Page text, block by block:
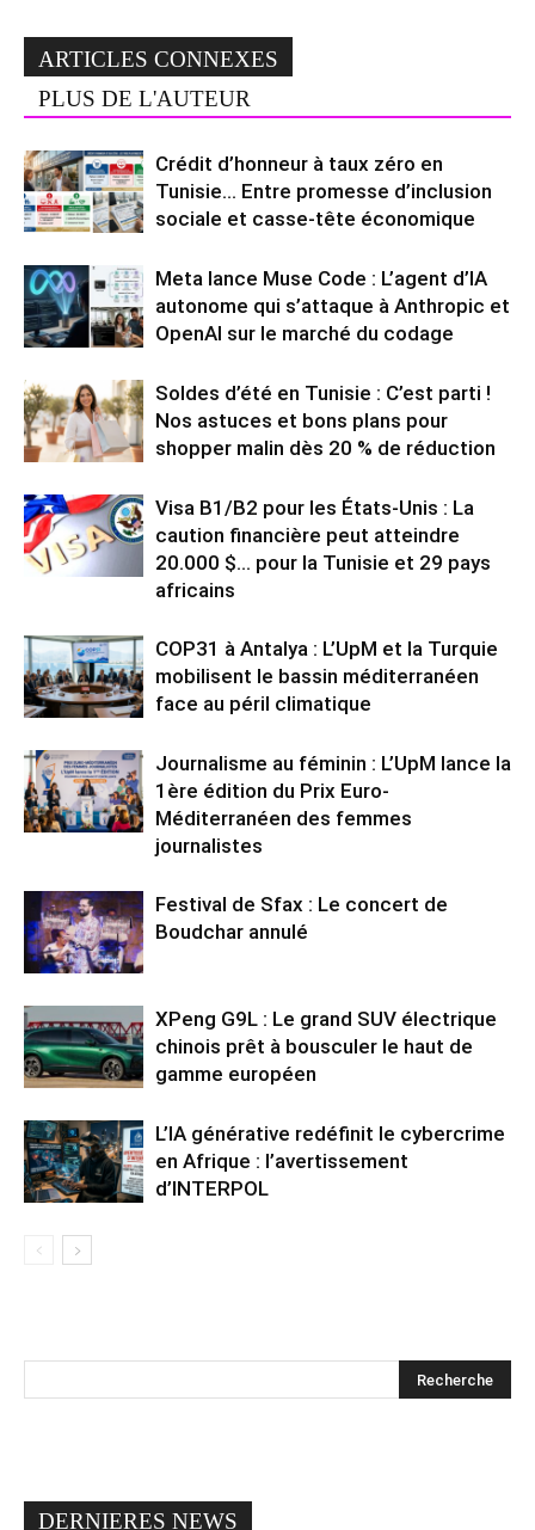
ARTICLES CONNEXES
PLUS DE L'AUTEUR
Crédit d’honneur à taux zéro en
Tunisie… Entre promesse d’inclusion
sociale et casse-tête économique
Meta lance Muse Code : L’agent d’IA
autonome qui s’attaque à Anthropic et
OpenAI sur le marché du codage
Soldes d’été en Tunisie : C’est parti !
Nos astuces et bons plans pour
shopper malin dès 20 % de réduction
Visa B1/B2 pour les États-Unis : La
caution financière peut atteindre
20.000 $… pour la Tunisie et 29 pays
africains
COP31 à Antalya : L’UpM et la Turquie
mobilisent le bassin méditerranéen
face au péril climatique
Journalisme au féminin : L’UpM lance la
1ère édition du Prix Euro-
Méditerranéen des femmes
journalistes
Festival de Sfax : Le concert de
Boudchar annulé
XPeng G9L : Le grand SUV électrique
chinois prêt à bousculer le haut de
gamme européen
L’IA générative redéfinit le cybercrime
en Afrique : l’avertissement
d’INTERPOL
DERNIERES NEWS